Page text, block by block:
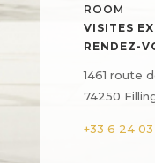
ROOM
VISITES
RENDEZ-
1461 route
74250
+33 6 24